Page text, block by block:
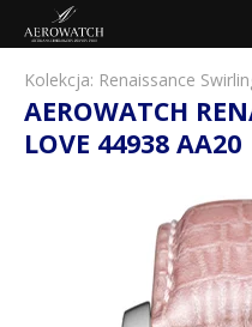
Kolekcja: Renaissance
AEROWATCH
LOVE 44938 AA20